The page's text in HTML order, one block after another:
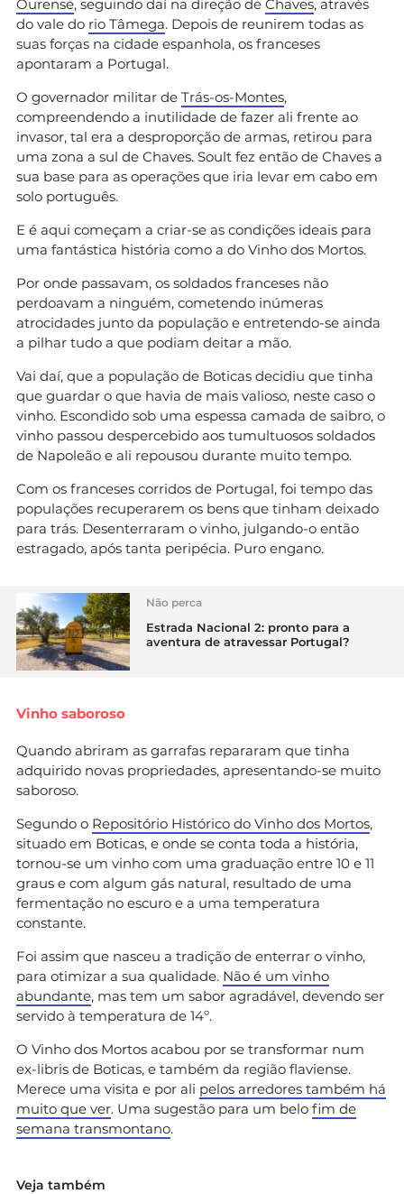
Ourense, seguindo daí na direção de Chaves, através
do vale do rio Tâmega. Depois de reunirem todas as
suas forças na cidade espanhola, os franceses
apontaram a Portugal.
O governador militar de Trás-os-Montes,
compreendendo a inutilidade de fazer ali frente ao
invasor, tal era a desproporção de armas, retirou para
uma zona a sul de Chaves. Soult fez então de Chaves a
sua base para as operações que iria levar em cabo em
solo português.
E é aqui começam a criar-se as condições ideais para
uma fantástica história como a do Vinho dos Mortos.
Por onde passavam, os soldados franceses não
perdoavam a ninguém, cometendo inúmeras
atrocidades junto da população e entretendo-se ainda
a pilhar tudo a que podiam deitar a mão.
Vai daí, que a população de Boticas decidiu que tinha
que guardar o que havia de mais valioso, neste caso o
vinho. Escondido sob uma espessa camada de saibro, o
vinho passou despercebido aos tumultuosos soldados
de Napoleão e ali repousou durante muito tempo.
Com os franceses corridos de Portugal, foi tempo das
populações recuperarem os bens que tinham deixado
para trás. Desenterraram o vinho, julgando-o então
estragado, após tanta peripécia. Puro engano.
Não perca
Estrada Nacional 2: pronto para a
aventura de atravessar Portugal?
Vinho saboroso
Quando abriram as garrafas repararam que tinha
adquirido novas propriedades, apresentando-se muito
saboroso.
Segundo o Repositório Histórico do Vinho dos Mortos,
situado em Boticas, e onde se conta toda a história,
tornou-se um vinho com uma graduação entre 10 e 11
graus e com algum gás natural, resultado de uma
fermentação no escuro e a uma temperatura
constante.
Foi assim que nasceu a tradição de enterrar o vinho,
para otimizar a sua qualidade. Não é um vinho
abundante, mas tem um sabor agradável, devendo ser
servido à temperatura de 14º.
O Vinho dos Mortos acabou por se transformar num
ex-libris de Boticas, e também da região flaviense.
Merece uma visita e por ali pelos arredores também há
muito que ver. Uma sugestão para um belo fim de
semana transmontano.
Veja também